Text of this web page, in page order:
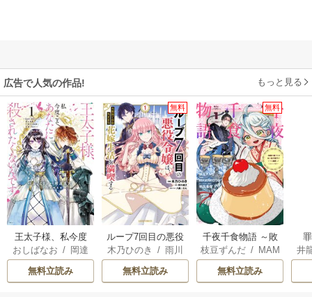
広告で人気の作品! もっと見る
王太子様、私今度
こそあなたに殺さ
れたくないんで
す！ ～聖女に嵌め
おしばなお / 岡達
英茉
/ 先崎真琴
無料立読み
無料
ループ7回目の悪役
令嬢は、元敵国で
自由気ままな花嫁
生活を満喫する
木乃ひのき /雨川
透子/八美☆わん
無料立読み
無料
千夜千食物語 ～敗
国の姫ですが氷の
皇子殿下がどうも
溺愛してくれてい
枝豆ずんだ/ MAM
AKOTO / 鴉羽凛燈
無料立読み
井